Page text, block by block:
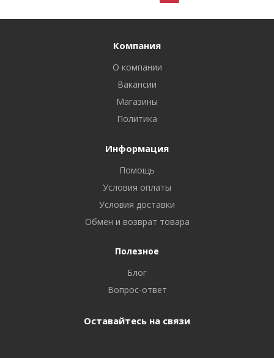
Компания
О компании
Вакансии
Магазины
Политика
Информация
Помощь
Условия оплаты
Условия доставки
Обмен и возврат товара
Полезное
Блог
Вопрос-ответ
Оставайтесь на связи